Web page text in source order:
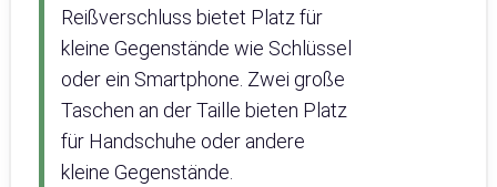
Reißverschluss bietet Platz für
kleine Gegenstände wie Schlüssel
oder ein Smartphone. Zwei große
Taschen an der Taille bieten Platz
für Handschuhe oder andere
kleine Gegenstände.